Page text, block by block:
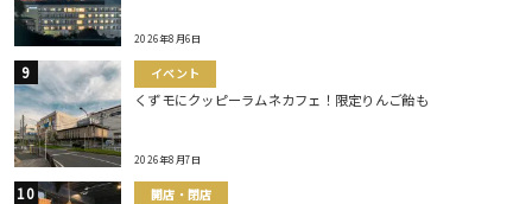
2026年8月6日
イベント
くずモにクッピーラムネカフェ！限定りんご飴も
2026年8月7日
開店・閉店